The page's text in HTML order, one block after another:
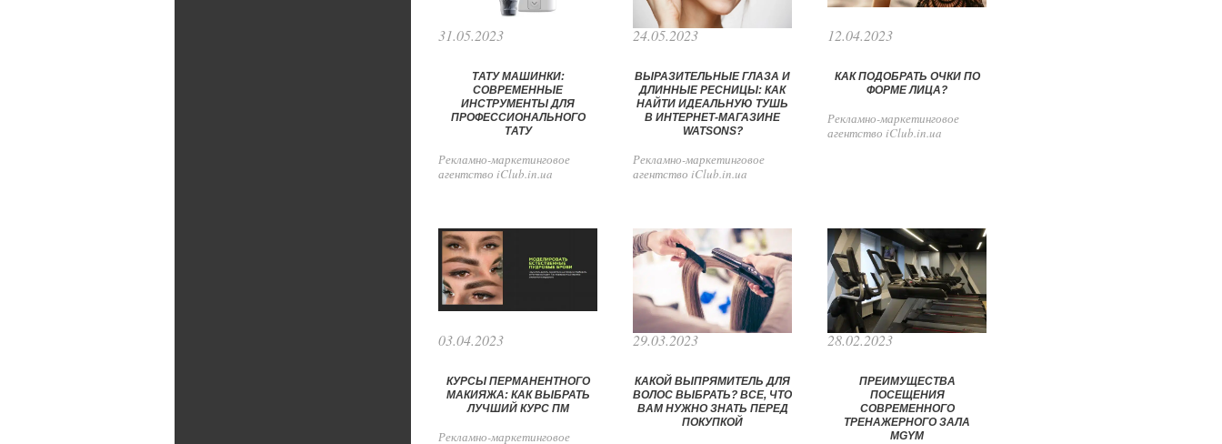
31.05.2023
ТАТУ МАШИНКИ:
СОВРЕМЕННЫЕ
ИНСТРУМЕНТЫ ДЛЯ
ПРОФЕССИОНАЛЬНОГО
ТАТУ
Рекламно-маркетинговое
агентство iClub.in.ua
24.05.2023
ВЫРАЗИТЕЛЬНЫЕ ГЛАЗА И
ДЛИННЫЕ РЕСНИЦЫ: КАК
НАЙТИ ИДЕАЛЬНУЮ ТУШЬ
В ИНТЕРНЕТ-МАГАЗИНЕ
WATSONS?
Рекламно-маркетинговое
агентство iClub.in.ua
12.04.2023
КАК ПОДОБРАТЬ ОЧКИ ПО
ФОРМЕ ЛИЦА?
Рекламно-маркетинговое
агентство iClub.in.ua
03.04.2023
КУРСЫ ПЕРМАНЕНТНОГО
МАКИЯЖА: КАК ВЫБРАТЬ
ЛУЧШИЙ КУРС ПМ
Рекламно-маркетинговое
29.03.2023
КАКОЙ ВЫПРЯМИТЕЛЬ ДЛЯ
ВОЛОС ВЫБРАТЬ? ВСЕ, ЧТО
ВАМ НУЖНО ЗНАТЬ ПЕРЕД
ПОКУПКОЙ
28.02.2023
ПРЕИМУЩЕСТВА
ПОСЕЩЕНИЯ
СОВРЕМЕННОГО
ТРЕНАЖЕРНОГО ЗАЛА
MGYM